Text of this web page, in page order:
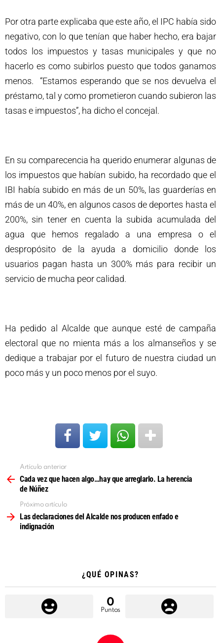
Por otra parte explicaba que este año, el IPC había sido
negativo, con lo que tenían que haber hecho, era bajar
todos los impuestos y tasas municipales y que no
hacerlo es como subirlos puesto que todos ganamos
menos. “Estamos esperando que se nos devuelva el
préstamo, tal y como prometieron cuando subieron las
tasas e impuestos”, ha dicho el concejal.
En su comparecencia ha querido enumerar algunas de
los impuestos que habían subido, ha recordado que el
IBI había subido en más de un 50%, las guarderías en
más de un 40%, en algunos casos de deportes hasta el
200%, sin tener en cuenta la subida acumulada del
agua que hemos regalado a una empresa o el
despropósito de la ayuda a domicilio donde los
usuarios pagan hasta un 300% más para recibir un
servicio de mucha peor calidad.
Ha pedido al Alcalde que aunque esté de campaña
electoral que no mienta más a los almanseños y se
dedique a trabajar por el futuro de nuestra ciudad un
poco más y un poco menos por el suyo.
más
Artículo anterior
Cada vez que hacen algo…hay que arreglarlo. La herencia
de Núñez
Próximo artículo
Las declaraciones del Alcalde nos producen enfado e
indignación
¿QUÉ OPINAS?
0
Puntos